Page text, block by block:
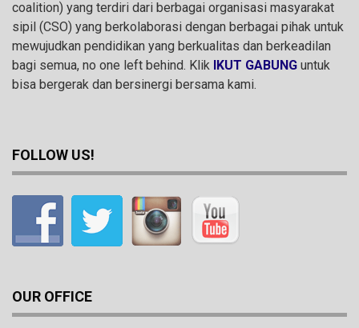
coalition) yang terdiri dari berbagai organisasi masyarakat
sipil (CSO) yang berkolaborasi dengan berbagai pihak untuk
mewujudkan pendidikan yang berkualitas dan berkeadilan
bagi semua, no one left behind. Klik IKUT GABUNG untuk
bisa bergerak dan bersinergi bersama kami.
FOLLOW US!
OUR OFFICE